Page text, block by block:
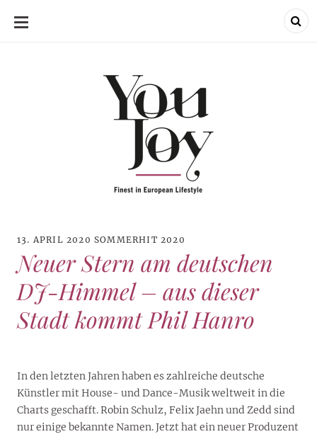
SKIP
13. APRIL 2020 SOMMERHIT 2020
Neuer Stern am deutschen
DJ-Himmel – aus dieser
Stadt kommt Phil Hanro
In den letzten Jahren haben es zahlreiche deutsche
Künstler mit House- und Dance-Musik weltweit in die
Charts geschafft. Robin Schulz, Felix Jaehn und Zedd sind
nur einige bekannte Namen. Jetzt hat ein neuer Produzent